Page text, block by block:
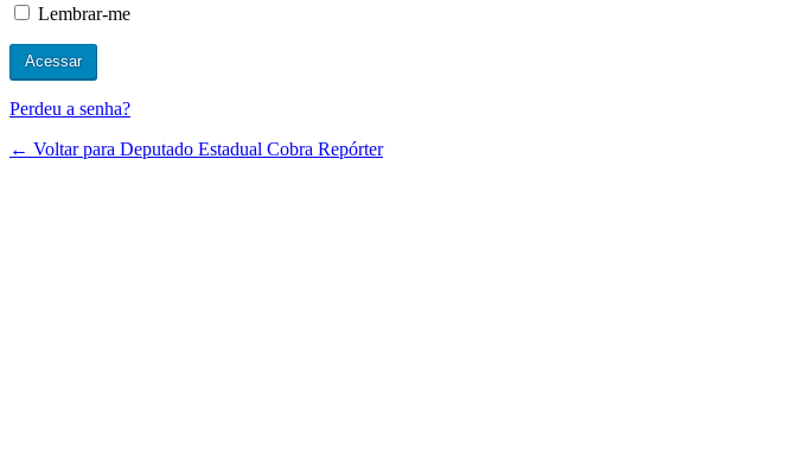
Lembrar-me
Perdeu a senha?
← Voltar para Deputado Estadual Cobra Repórter